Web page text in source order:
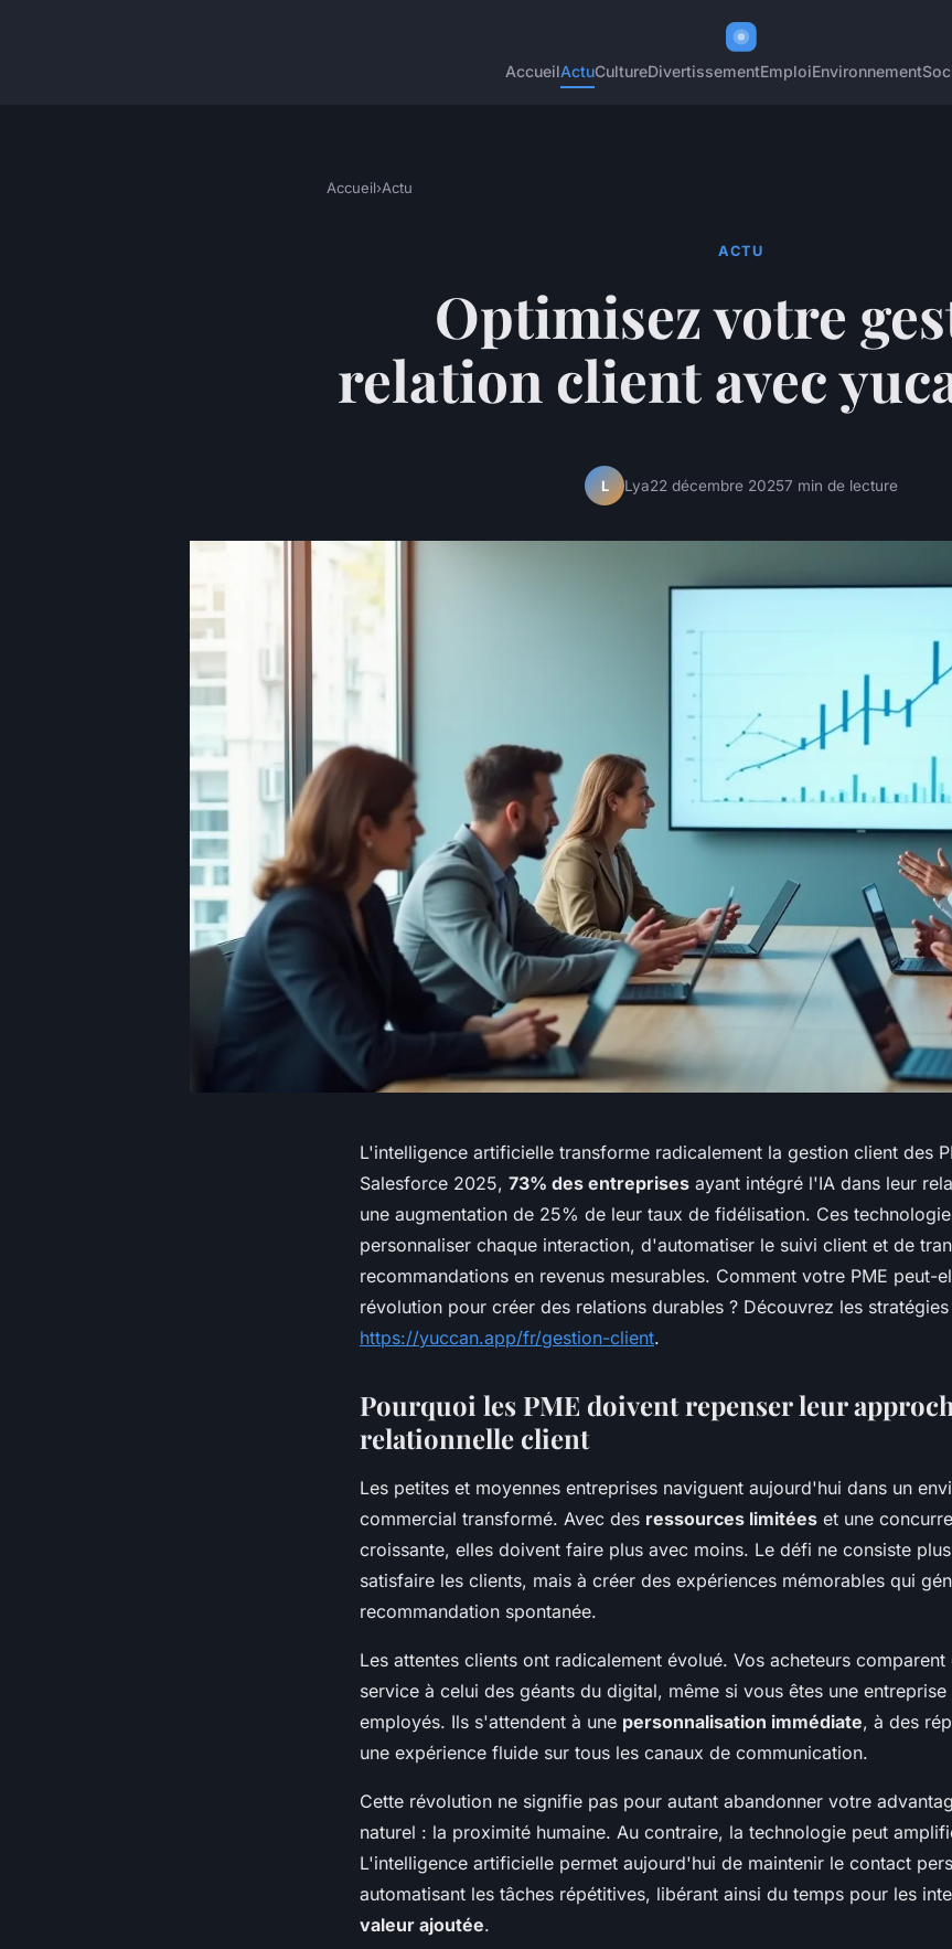
AccueilActuCultureDivertissementEmploiEnvironnement
Accueil›Actu
ACTU
Optimisez votre
relation client avec
L Lya22 décembre 20257 min de lecture
L'intelligence artificielle transforme radicalement la gestion client des
Salesforce 2025, 73% des entreprises ayant intégré l'IA dans leur
une augmentation de 25% de leur taux de fidélisation. Ces
personnaliser chaque interaction, d'automatiser le suivi client et de
recommandations en revenus mesurables. Comment votre PME peut-
révolution pour créer des relations durables ? Découvrez les
https://yuccan.app/fr/gestion-client.
Pourquoi les PME doivent repenser leur
relationnelle client
Les petites et moyennes entreprises naviguent aujourd'hui dans un
commercial transformé. Avec des ressources limitées et une
croissante, elles doivent faire plus avec moins. Le défi ne consiste
satisfaire les clients, mais à créer des expériences mémorables qui
recommandation spontanée.
Les attentes clients ont radicalement évolué. Vos acheteurs
service à celui des géants du digital, même si vous êtes une
employés. Ils s'attendent à une personnalisation immédiate, à des
une expérience fluide sur tous les canaux de communication.
Cette révolution ne signifie pas pour autant abandonner votre
naturel : la proximité humaine. Au contraire, la technologie peut
L'intelligence artificielle permet aujourd'hui de maintenir le contact
automatisant les tâches répétitives, libérant ainsi du temps pour les
valeur ajoutée.